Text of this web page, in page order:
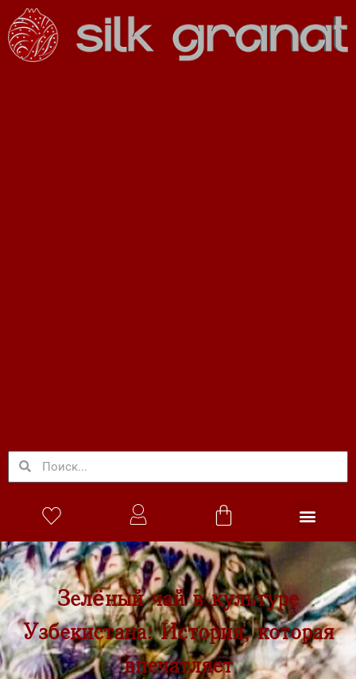
Зелёный чай в культуре
Узбекистана: История, которая
впечатляет